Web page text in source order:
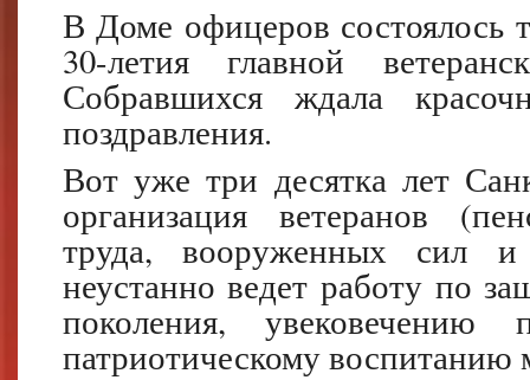
В Доме офицеров состоялось
30-летия главной
Собравшихся ждала
поздравления.
Вот уже три десятка лет
организация ветеранов
труда, вооруженных сил и
неустанно ведет работу по
поколения,
патриотическому воспитанию